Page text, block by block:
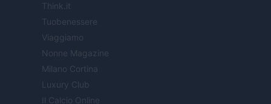
Think.it
Tuobenessere
Viaggiamo
Nonne Magazine
Milano Cortina
Luxury Club
Il Calcio Online